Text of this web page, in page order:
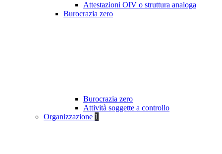
Attestazioni OIV o struttura analoga
Burocrazia zero
Burocrazia zero
Attività soggette a controllo
Organizzazione 1